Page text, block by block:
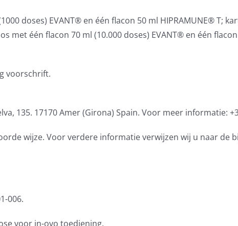
doses) EVANT® en één flacon 50 ml HIPRAMUNE® T;
met één flacon 70 ml (10.000 doses) EVANT® en één
voorschrift.
135. 17170 Amer (Girona) Spain. Voor meer informatie:
wijze. Voor verdere informatie verwijzen wij u naar de
006.
voor in-ovo toediening.